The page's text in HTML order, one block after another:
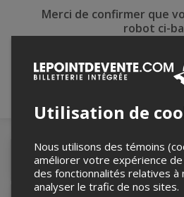
Merci de confirmer que
robot ci-
Détails de l'événement
Utilisation de
Nous utilisons des témoins
améliorer votre expérience
des fonctionnalités relatives
analyser le trafic de nos sites.